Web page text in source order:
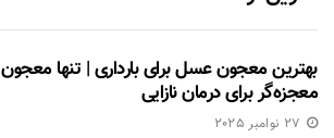
بهترین معجون عسل برای بارداری | تنها معجون
معجزه‌گر برای درمان نازایی
27 نوامبر 2025